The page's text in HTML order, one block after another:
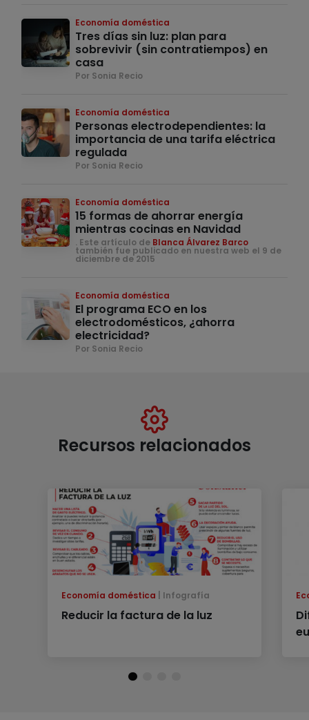
Economía doméstica
Tres días sin luz: plan para
sobrevivir (sin contratiempos) en
casa
Por Sonia Recio
Economía doméstica
Personas electrodependientes: la
importancia de una tarifa eléctrica
regulada
Por Sonia Recio
Economía doméstica
15 formas de ahorrar energía
mientras cocinas en Navidad
. Este artículo de Blanca Álvarez Barco
también fue publicado en nuestra web el 9 de
diciembre de 2015
Economía doméstica
El programa ECO en los
electrodomésticos, ¿ahorra
electricidad?
Por Sonia Recio
Recursos relacionados
Economía doméstica Infografía
Reducir la factura de la luz